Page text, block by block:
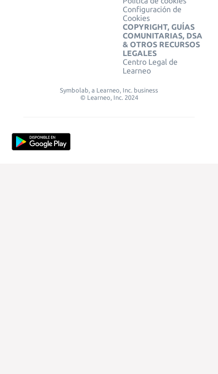
Configuración de
Cookies
COPYRIGHT, GUÍAS
COMUNITARIAS, DSA
& OTROS RECURSOS
LEGALES
Centro Legal de
Learneo
Symbolab, a Learneo, Inc. business
© Learneo, Inc. 2024